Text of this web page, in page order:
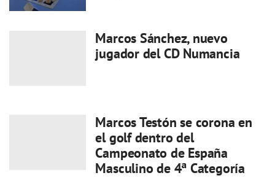
Marcos Sánchez, nuevo
jugador del CD Numancia
Marcos Testón se corona en
el golf dentro del
Campeonato de España
Masculino de 4ª Categoría